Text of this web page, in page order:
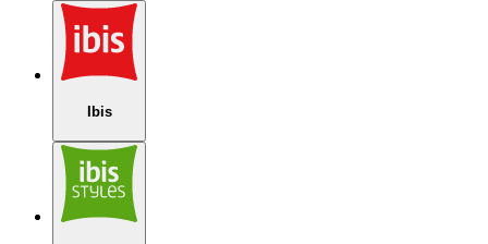
Ibis